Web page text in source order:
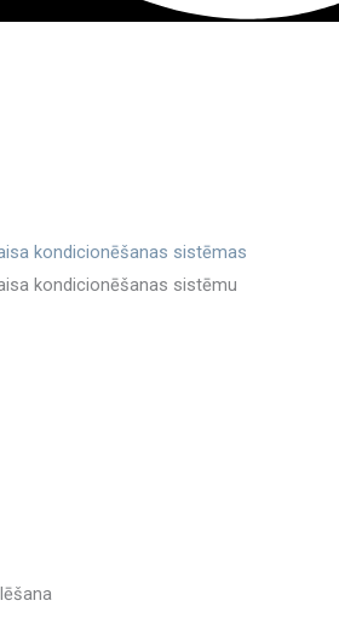
kondicionēšanas sistēmas
kondicionēšanas sistēmu